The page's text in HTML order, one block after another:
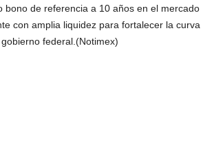
bono de referencia a 10 años en el mercado
con amplia liquidez para fortalecer la curva
federal.(Notimex)